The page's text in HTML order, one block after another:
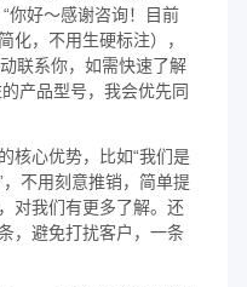
你好～感谢咨询！目前
化，不用生硬标注），
联系你，如需快速了解
产品型号，我会优先同
核心优势，比如“我们是
不用刻意推销，简单提
对我们有更多了解。还
，避免打扰客户，一条